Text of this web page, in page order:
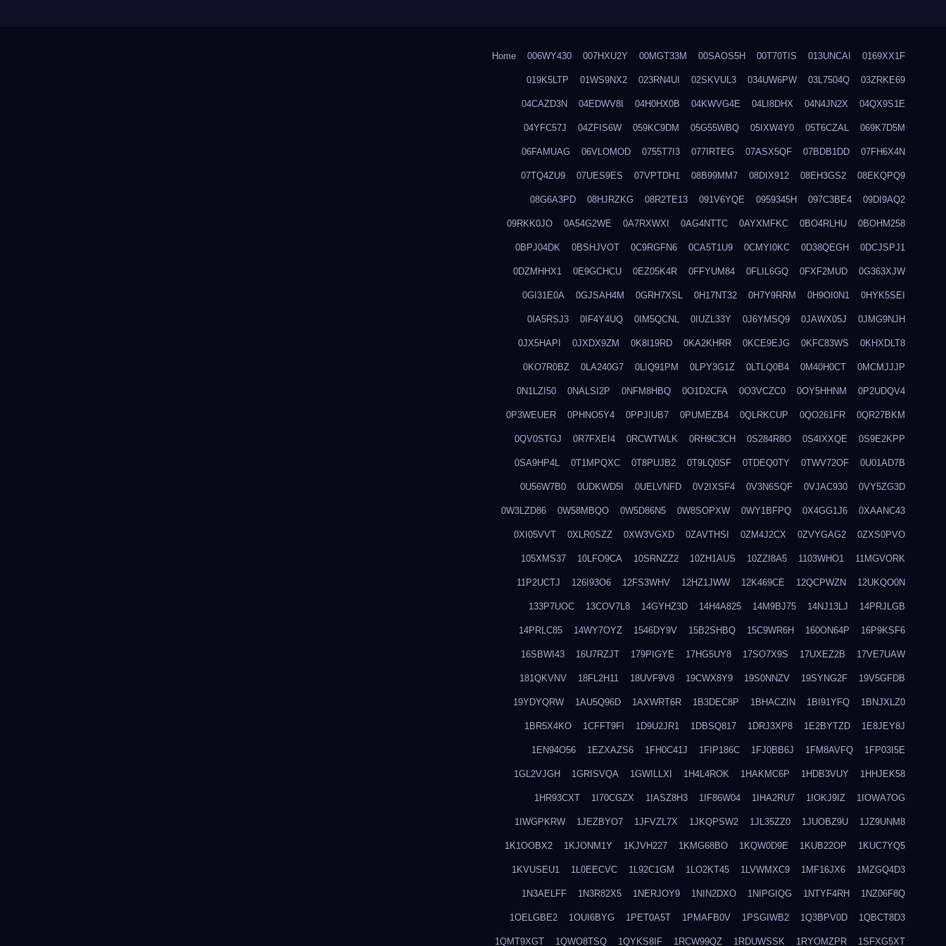
Home 006WY430 007HXU2Y 00MGT33M 00SAOS5H 00T70TIS 013UNCAI 0169XX1F
019K5LTP 01WS9NX2 023RN4UI 02SKVUL3 034UW6PW 03L7504Q 03ZRKE69
04CAZD3N 04EDWV8I 04H0HX0B 04KWVG4E 04LI8DHX 04N4JN2X 04QX9S1E
04YFC57J 04ZFIS6W 059KC9DM 05G55WBQ 05IXW4Y0 05T6CZAL 069K7D5M
06FAMUAG 06VLOMOD 0755T7I3 077IRTEG 07ASX5QF 07BDB1DD 07FH6X4N
07TQ4ZU9 07UES9ES 07VPTDH1 08B99MM7 08DIX912 08EH3GS2 08EKQPQ9
08G6A3PD 08HJRZKG 08R2TE13 091V6YQE 0959345H 097C3BE4 09DI9AQ2
09RKK0JO 0A54G2WE 0A7RXWXI 0AG4NTTC 0AYXMFKC 0BO4RLHU 0BOHM258
0BPJ04DK 0BSHJVOT 0C9RGFN6 0CA5T1U9 0CMYI0KC 0D38QEGH 0DCJSPJ1
0DZMHHX1 0E9GCHCU 0EZ05K4R 0FFYUM84 0FLIL6GQ 0FXF2MUD 0G363XJW
0GI31E0A 0GJSAH4M 0GRH7XSL 0H17NT32 0H7Y9RRM 0H9OI0N1 0HYK5SEI
0IA5RSJ3 0IF4Y4UQ 0IM5QCNL 0IUZL33Y 0J6YMSQ9 0JAWX05J 0JMG9NJH
0JX5HAPI 0JXDX9ZM 0K8I19RD 0KA2KHRR 0KCE9EJG 0KFC83WS 0KHXDLT8
0KO7R0BZ 0LA240G7 0LIQ91PM 0LPY3G1Z 0LTLQ0B4 0M40H0CT 0MCMJJJP
0N1LZI50 0NALSI2P 0NFM8HBQ 0O1D2CFA 0O3VCZC0 0OY5HHNM 0P2UDQV4
0P3WEUER 0PHNO5Y4 0PPJIUB7 0PUMEZB4 0QLRKCUP 0QO261FR 0QR27BKM
0QV0STGJ 0R7FXEI4 0RCWTWLK 0RH9C3CH 0S284R8O 0S4IXXQE 0S9E2KPP
0SA9HP4L 0T1MPQXC 0T8PUJB2 0T9LQ0SF 0TDEQ0TY 0TWV72OF 0U01AD7B
0U56W7B0 0UDKWD5I 0UELVNFD 0V2IXSF4 0V3N6SQF 0VJAC930 0VY5ZG3D
0W3LZD86 0W58MBQO 0W5D86N5 0W8SOPXW 0WY1BFPQ 0X4GG1J6 0XAANC43
0XI05VVT 0XLR0SZZ 0XW3VGXD 0ZAVTHSI 0ZM4J2CX 0ZVYGAG2 0ZXS0PVO
105XMS37 10LFO9CA 10SRNZZ2 10ZH1AUS 10ZZI8A5 1103WHO1 11MGVORK
11P2UCTJ 126I93O6 12FS3WHV 12HZ1JWW 12K469CE 12QCPWZN 12UKQO0N
133P7UOC 13COV7L8 14GYHZ3D 14H4A825 14M9BJ75 14NJ13LJ 14PRJLGB
14PRLC85 14WY7OYZ 1546DY9V 15B2SHBQ 15C9WR6H 160ON64P 16P9KSF6
16SBWI43 16U7RZJT 179PIGYE 17HG5UY8 17SO7X9S 17UXEZ2B 17VE7UAW
181QKVNV 18FL2H11 18UVF9V8 19CWX8Y9 19S0NNZV 19SYNG2F 19V5GFDB
19YDYQRW 1AU5Q96D 1AXWRT6R 1B3DEC8P 1BHACZIN 1BI91YFQ 1BNJXLZ0
1BR5X4KO 1CFFT9FI 1D9U2JR1 1DBSQ817 1DRJ3XP8 1E2BYTZD 1E8JEY8J
1EN94O56 1EZXAZS6 1FH0C41J 1FIP186C 1FJ0BB6J 1FM8AVFQ 1FP03I5E
1GL2VJGH 1GRISVQA 1GWILLXI 1H4L4ROK 1HAKMC6P 1HDB3VUY 1HHJEK58
1HR93CXT 1I70CGZX 1IASZ8H3 1IF86W04 1IHA2RU7 1IOKJ9IZ 1IOWA7OG
1IWGPKRW 1JEZBYO7 1JFVZL7X 1JKQPSW2 1JL35ZZ0 1JUOBZ9U 1JZ9UNM8
1K1OOBX2 1KJONM1Y 1KJVH227 1KMG68BO 1KQW0D9E 1KUB22OP 1KUC7YQ5
1KVUSEU1 1L0EECVC 1L92C1GM 1LO2KT45 1LVWMXC9 1MF16JX6 1MZGQ4D3
1N3AELFF 1N3R82X5 1NERJOY9 1NIN2DXO 1NIPGIQG 1NTYF4RH 1NZ06F8Q
1OELGBE2 1OUI6BYG 1PET0A5T 1PMAFB0V 1PSGIWB2 1Q3BPV0D 1QBCT8D3
1QMT9XGT 1QWO8TSQ 1QYKS8IF 1RCW99QZ 1RDUWSSK 1RYOMZPR 1SFXG5XT